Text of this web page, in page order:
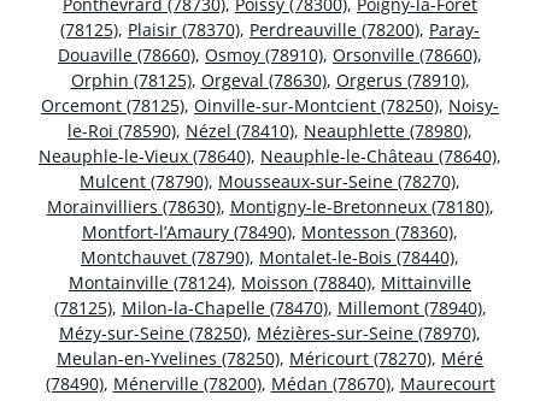
Ponthévrard (78730), Poissy (78300), Poigny-la-Forêt
(78125), Plaisir (78370), Perdreauville (78200), Paray-
Douaville (78660), Osmoy (78910), Orsonville (78660),
Orphin (78125), Orgeval (78630), Orgerus (78910),
Orcemont (78125), Oinville-sur-Montcient (78250), Noisy-
le-Roi (78590), Nézel (78410), Neauphlette (78980),
Neauphle-le-Vieux (78640), Neauphle-le-Château (78640),
Mulcent (78790), Mousseaux-sur-Seine (78270),
Morainvilliers (78630), Montigny-le-Bretonneux (78180),
Montfort-l’Amaury (78490), Montesson (78360),
Montchauvet (78790), Montalet-le-Bois (78440),
Montainville (78124), Moisson (78840), Mittainville
(78125), Milon-la-Chapelle (78470), Millemont (78940),
Mézy-sur-Seine (78250), Mézières-sur-Seine (78970),
Meulan-en-Yvelines (78250), Méricourt (78270), Méré
(78490), Ménerville (78200), Médan (78670), Maurecourt